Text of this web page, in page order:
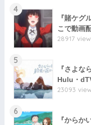
4
『賭ケグ
こで動画
28917
5
『さよな
Hulu・
23093
6
『からか